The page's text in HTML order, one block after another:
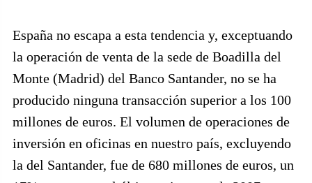
España no escapa a esta tendencia y, exceptuando
la operación de venta de la sede de Boadilla del
Monte (Madrid) del Banco Santander, no se ha
producido ninguna transacción superior a los 100
millones de euros. El volumen de operaciones de
inversión en oficinas en nuestro país, excluyendo
la del Santander, fue de 680 millones de euros, un